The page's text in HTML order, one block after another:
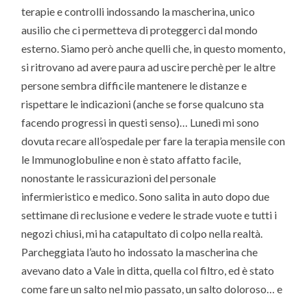
terapie e controlli indossando la mascherina, unico
ausilio che ci permetteva di proteggerci dal mondo
esterno. Siamo però anche quelli che, in questo momento,
si ritrovano ad avere paura ad uscire perchè per le altre
persone sembra difficile mantenere le distanze e
rispettare le indicazioni (anche se forse qualcuno sta
facendo progressi in questi senso)… Lunedì mi sono
dovuta recare all’ospedale per fare la terapia mensile con
le Immunoglobuline e non è stato affatto facile,
nonostante le rassicurazioni del personale
infermieristico e medico. Sono salita in auto dopo due
settimane di reclusione e vedere le strade vuote e tutti i
negozi chiusi, mi ha catapultato di colpo nella realtà.
Parcheggiata l’auto ho indossato la mascherina che
avevano dato a Vale in ditta, quella col filtro, ed è stato
come fare un salto nel mio passato, un salto doloroso… e